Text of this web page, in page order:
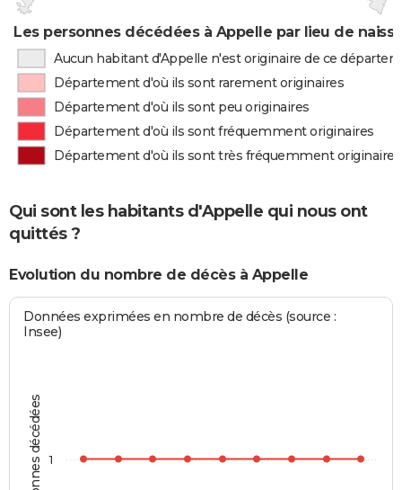
Les personnes décédées à Appelle par lieu de
Aucun habitant d'Appelle n'est originaire de ce
Département d'où ils sont rarement originaires
Département d'où ils sont peu originaires
Département d'où ils sont fréquemment originaires
Département d'où ils sont très fréquemment originaires
Qui sont les habitants d'Appelle qui nous ont
quittés ?
Evolution du nombre de décès à Appelle
Personnes décédées
Données exprimées en nombre de décès (source :
Insee)
1